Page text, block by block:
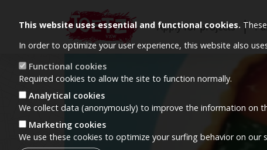
This website uses essential and functional cookies.
In order to optimize your user experience, this website also
Functional cookies
Required cookies to allow the site to function normally.
Analytical cookies
We collect data (anonymously) to improve the information on
Marketing cookies
We use these cookies to optimize your surfing behavior on our
Apply for projects
Image